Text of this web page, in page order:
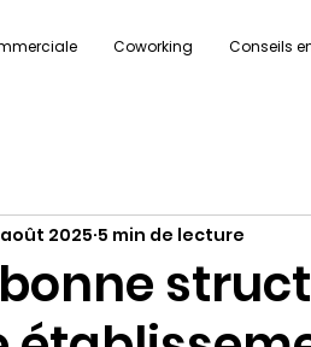
Coworking Conseils
août 2025 5 min de lecture